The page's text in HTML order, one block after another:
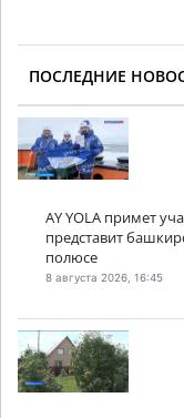
ПОСЛЕДНИЕ
AY YOLA примет
представит
полюсе
8 августа 2026, 16:45